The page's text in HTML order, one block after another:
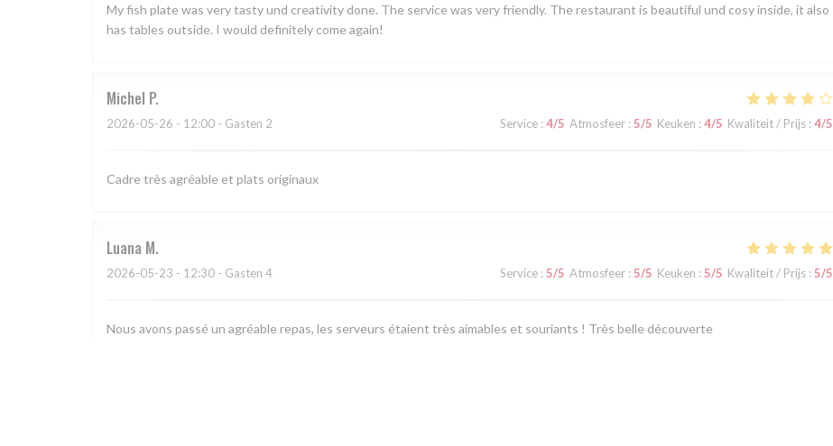
My fish plate was very tasty und creativity done. The service was very friendly. The restaurant is beautiful und cosy inside, it also
has tables outside. I would definitely come again!
Michel P
2026-05-26 - 12:00 - Gasten 2 Service : 4/5 Atmosfeer : 5/5 Keuken : 4/5 Kwaliteit / Prijs : 4/5
Cadre très agréable et plats originaux
Luana M
2026-05-23 - 12:30 - Gasten 4 Service : 5/5 Atmosfeer : 5/5 Keuken : 5/5 Kwaliteit / Prijs : 5/5
Nous avons passé un agréable repas, les serveurs étaient très aimables et souriants ! Très belle découverte